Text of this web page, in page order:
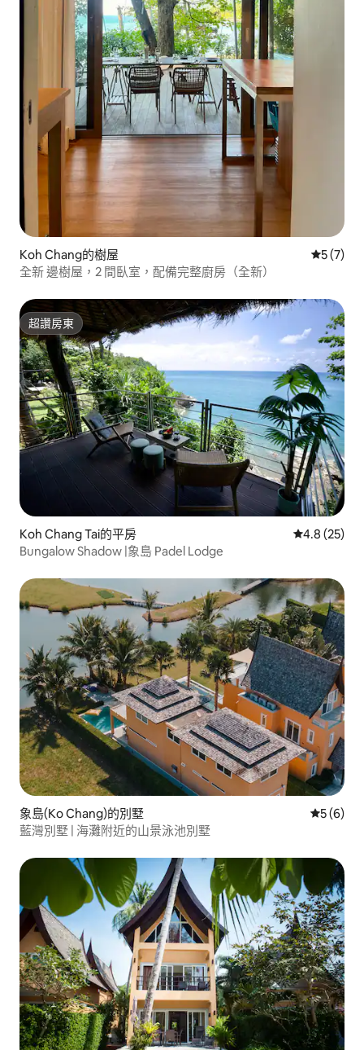
Koh Chang的樹屋 從 7 則評
5 (7)
全新 邊樹屋，2 間臥室，配備完整廚房（全新）
超讚房東
超讚房東
Koh Chang Tai的平房 從 25 則評
4.8 (25)
Bungalow Shadow |象島 Padel Lodge
象島(Ko Chang)的別墅 從 6 則評
5 (6)
藍灣別墅 | 海灘附近的山景泳池別墅